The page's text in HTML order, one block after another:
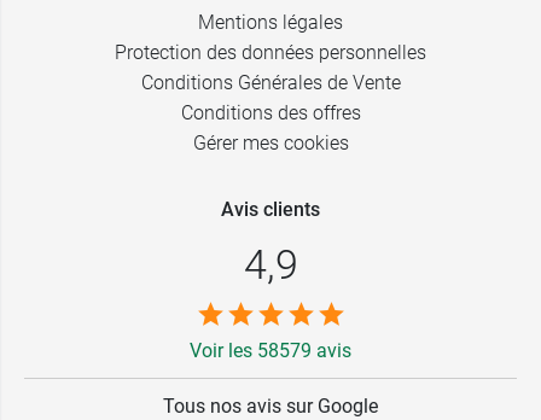
Mentions légales
Protection des données personnelles
Conditions Générales de Vente
Conditions des offres
Gérer mes cookies
Avis clients
4,9
Voir les 58579 avis
Tous nos avis sur Google